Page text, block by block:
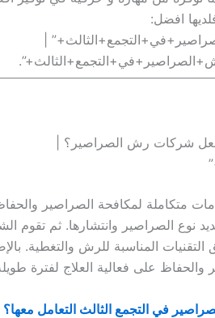
افضل:
|
شركات رش الصراصير؟ |
متكاملة لمكافحة الصراصير
نوع الصراصير وانتشارها. ثم تقوم
المناسبة للرش والتغطية.
على فعالية العلاج لفترة
في التجمع الثالث التعامل معها؟